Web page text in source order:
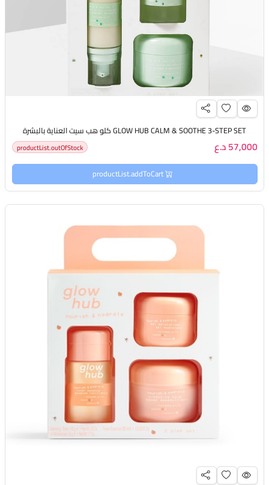
GLOW HUB CALM & SOOTHE 3-STEP SET كلو هب سيت العناية بالبشرة
57,000 د.ع productList.outOfStock
productList.addToCart